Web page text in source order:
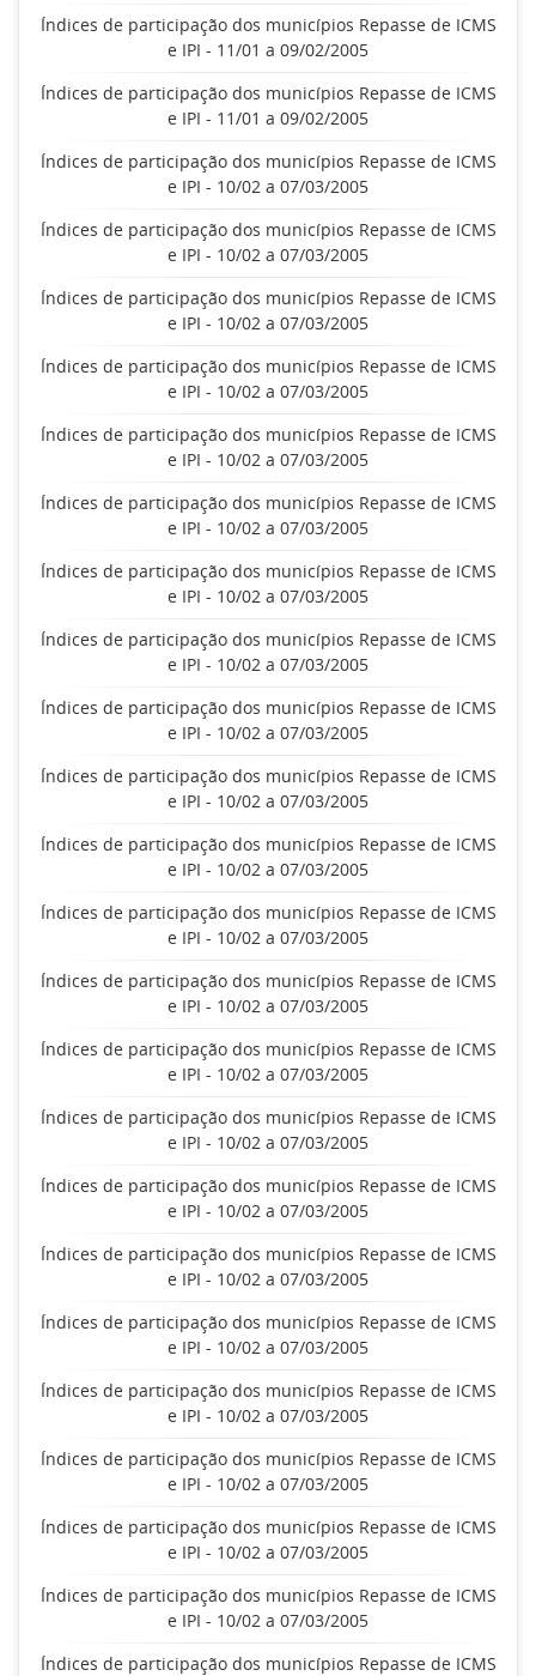
Índices de participação dos municípios Repasse de ICMS
e IPI - 11/01 a 09/02/2005
Índices de participação dos municípios Repasse de ICMS
e IPI - 11/01 a 09/02/2005
Índices de participação dos municípios Repasse de ICMS
e IPI - 10/02 a 07/03/2005
Índices de participação dos municípios Repasse de ICMS
e IPI - 10/02 a 07/03/2005
Índices de participação dos municípios Repasse de ICMS
e IPI - 10/02 a 07/03/2005
Índices de participação dos municípios Repasse de ICMS
e IPI - 10/02 a 07/03/2005
Índices de participação dos municípios Repasse de ICMS
e IPI - 10/02 a 07/03/2005
Índices de participação dos municípios Repasse de ICMS
e IPI - 10/02 a 07/03/2005
Índices de participação dos municípios Repasse de ICMS
e IPI - 10/02 a 07/03/2005
Índices de participação dos municípios Repasse de ICMS
e IPI - 10/02 a 07/03/2005
Índices de participação dos municípios Repasse de ICMS
e IPI - 10/02 a 07/03/2005
Índices de participação dos municípios Repasse de ICMS
e IPI - 10/02 a 07/03/2005
Índices de participação dos municípios Repasse de ICMS
e IPI - 10/02 a 07/03/2005
Índices de participação dos municípios Repasse de ICMS
e IPI - 10/02 a 07/03/2005
Índices de participação dos municípios Repasse de ICMS
e IPI - 10/02 a 07/03/2005
Índices de participação dos municípios Repasse de ICMS
e IPI - 10/02 a 07/03/2005
Índices de participação dos municípios Repasse de ICMS
e IPI - 10/02 a 07/03/2005
Índices de participação dos municípios Repasse de ICMS
e IPI - 10/02 a 07/03/2005
Índices de participação dos municípios Repasse de ICMS
e IPI - 10/02 a 07/03/2005
Índices de participação dos municípios Repasse de ICMS
e IPI - 10/02 a 07/03/2005
Índices de participação dos municípios Repasse de ICMS
e IPI - 10/02 a 07/03/2005
Índices de participação dos municípios Repasse de ICMS
e IPI - 10/02 a 07/03/2005
Índices de participação dos municípios Repasse de ICMS
e IPI - 10/02 a 07/03/2005
Índices de participação dos municípios Repasse de ICMS
e IPI - 10/02 a 07/03/2005
Índices de participação dos municípios Repasse de ICMS